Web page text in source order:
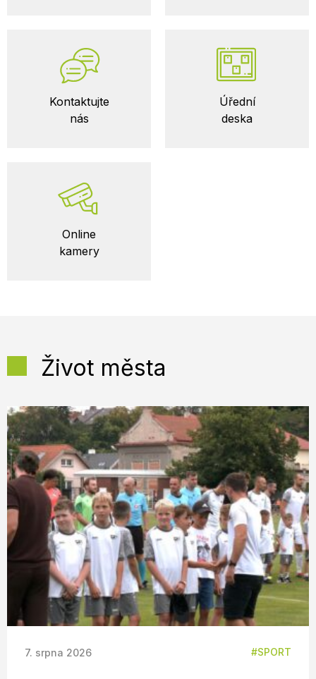
Kontaktujte
nás
Úřední
deska
Online
kamery
Život města
7. srpna 2026 SPORT